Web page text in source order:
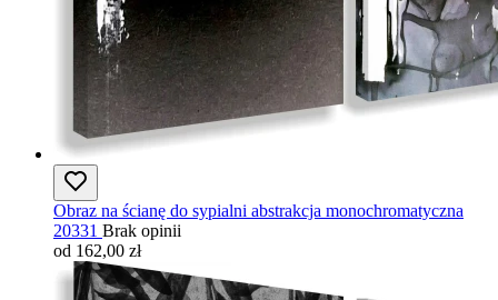
Obraz na ścianę do sypialni abstrakcja monochromatyczna
20331 Brak opinii
od 162,00 zł